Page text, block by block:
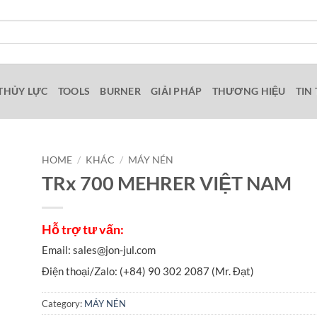
LỰC TOOLS BURNER GIẢI PHÁP THƯƠNG HIỆU TIN
HOME / KHÁC / MÁY NÉN
TRx 700 MEHRER VIỆT NAM
Category: MÁY NÉN